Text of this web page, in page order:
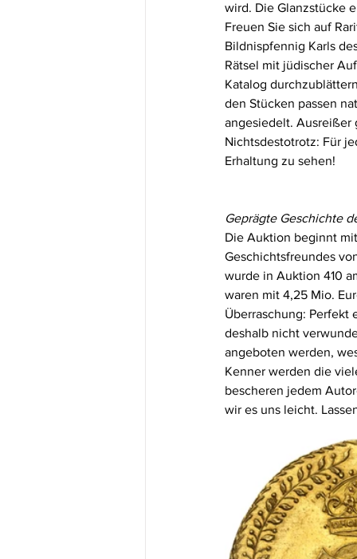
wird. Die Glanzstücke
Freuen Sie sich auf
Bildnispfennig Karls
Rätsel mit jüdischer
Katalog
den Stücken passen
angesiedelt. Ausreißer
Nichtsdestotrotz: Für
Erhaltung zu sehen!
Geprägte Geschichte
Die Auktion beginnt
Geschichtsfreundes
wurde in Auktion 410
waren mit 4,25 Mio.
Überraschung: Perfekt
deshalb nicht
angeboten werden,
Kenner werden die
bescheren jedem
wir es uns leicht.